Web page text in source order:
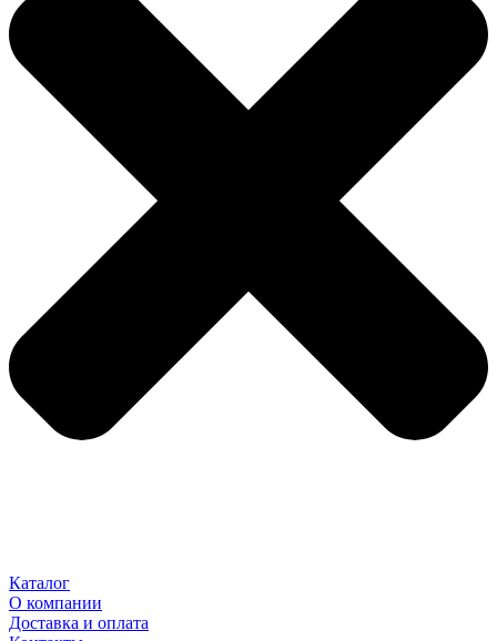
Каталог
О компании
Доставка и оплата